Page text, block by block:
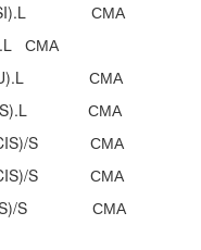
(CSI).L СМА
СМА
(RU).L СМА
(CIS).L СМА
(CIS)/S СМА
(CIS)/S СМА
(CIS)/S СМА